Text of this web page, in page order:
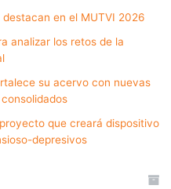
destacan en el MUTVI 2026
analizar los retos de la
su acervo con nuevas
que creará dispositivo
depresivos